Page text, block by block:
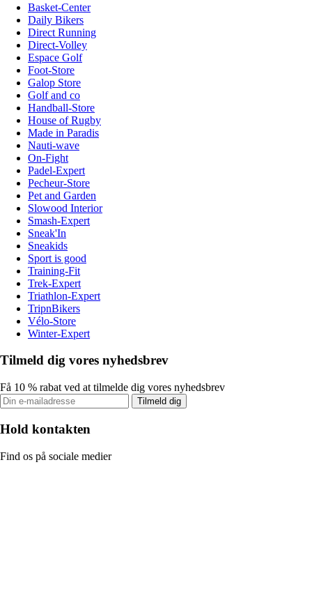
Basket-Center
Daily Bikers
Direct Running
Direct-Volley
Espace Golf
Foot-Store
Galop Store
Golf and co
Handball-Store
House of Rugby
Made in Paradis
Nauti-wave
On-Fight
Padel-Expert
Pecheur-Store
Pet and Garden
Slowood Interior
Smash-Expert
Sneak'In
Sneakids
Sport is good
Training-Fit
Trek-Expert
Triathlon-Expert
TripnBikers
Vélo-Store
Winter-Expert
Tilmeld dig vores nyhedsbrev
Få 10 % rabat ved at tilmelde dig vores nyhedsbrev
Tilmeld dig
Hold kontakten
Find os på sociale medier